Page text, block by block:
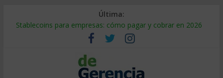
Última:
Stablecoins para empresas: cómo pagar y cobrar en 2026
Despido silencioso: qué es y por qué sale tan caro
IA en selección de personal: cómo auditarla a tiempo
Trabajo forzoso en la cadena de suministro: qué hacer
Mercado hispano de EE. UU.: cómo segmentarlo y venderle